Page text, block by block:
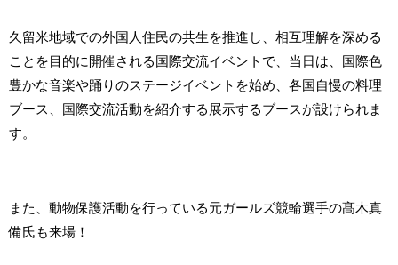
久留米地域での外国人住民の共生を推進し、相互理解を深める
ことを目的に開催される国際交流イベントで、当日は、国際色
豊かな音楽や踊りのステージイベントを始め、各国自慢の料理
ブース、国際交流活動を紹介する展示するブースが設けられま
す。
また、動物保護活動を行っている元ガールズ競輪選手の髙木真
備氏も来場！